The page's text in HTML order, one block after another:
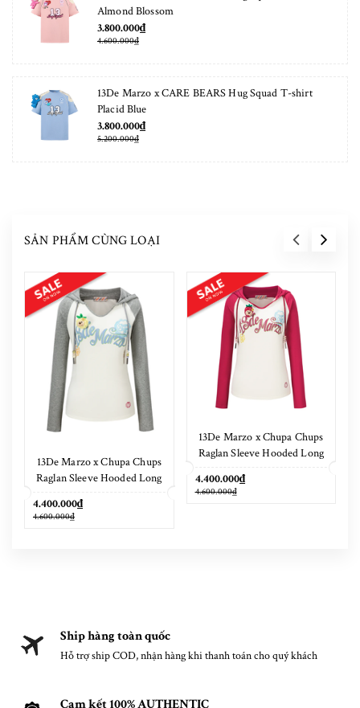
Almond Blossom
3.800.000₫
4.600.000₫
13De Marzo x CARE BEARS Hug Squad T-shirt
Placid Blue
3.800.000₫
5.200.000₫
SẢN PHẨM CÙNG LOẠI
13De Marzo x Chupa Chups
Raglan Sleeve Hooded Long
4.400.000₫
4.600.000₫
13De Marzo x Chupa Chups
Raglan Sleeve Hooded Long
4.400.000₫
4.600.000₫
Ship hàng toàn quốc
Hỗ trợ ship COD, nhận hàng khi thanh toán cho quý khách
Cam kết 100% AUTHENTIC